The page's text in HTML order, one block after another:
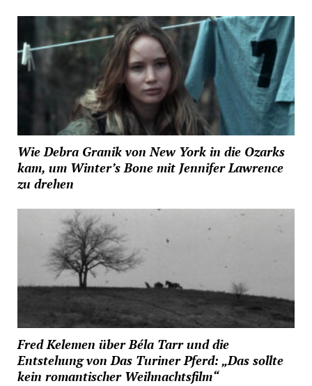
Wie Debra Granik von New York in die Ozarks
kam, um Winter’s Bone mit Jennifer Lawrence
zu drehen
Fred Kelemen über Béla Tarr und die
Entstehung von Das Turiner Pferd: „Das sollte
kein romantischer Weihnachtsfilm“